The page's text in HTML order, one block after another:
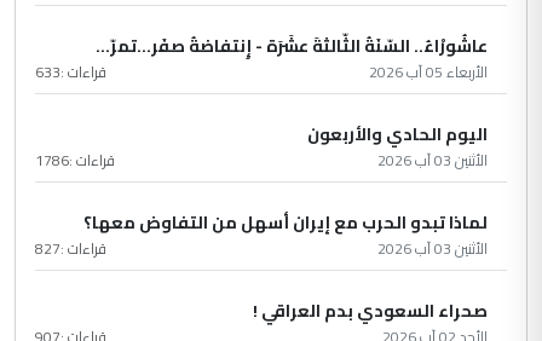
عاشُورْاءُ.. السّنَةُ الثّالثةَ عشَرَة - إِنتفاضةُ صفَر…تمرّ...
الأربعاء 05 آب 2026 قراءات :633
اليوم الحادي والأربعون
الأثنين 03 آب 2026 قراءات :1786
لماذا تبدو الحرب مع إيران أسهل من التفاوض معها؟
الأثنين 03 آب 2026 قراءات :827
صحراء السعودي بدم العراقي !